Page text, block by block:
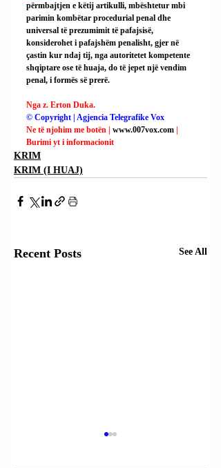
përmbajtjen e këtij artikulli, mbështetur mbi
parimin kombëtar procedurial penal dhe
universal të prezumimit të pafajsisë,
konsiderohet i pafajshëm penalisht, gjer në
çastin kur ndaj tij, nga autoritetet kompetente
shqiptare ose të huaja, do të jepet një vendim
penal, i formës së prerë.
Nga z. Erton Duka.
© Copyright | Agjencia Telegrafike Vox
Ne të njohim me botën | www.007vox.com
Burimi yt i informacionit
KRIM
KRIM (I HUAJ)
Recent Posts See All